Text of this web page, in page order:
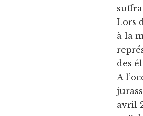
Lors
à la
des
A
avril